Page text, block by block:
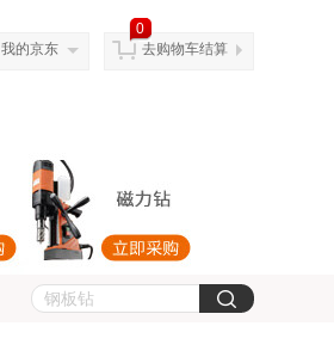
我的京东
0
去购物车结算